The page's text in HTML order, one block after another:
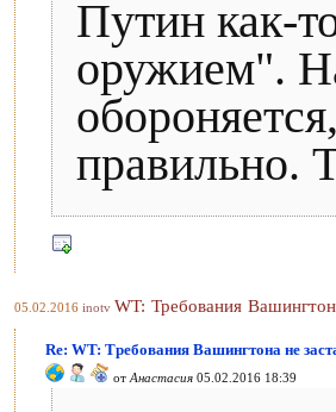
Путин как-
оружием".
правильно.
05.02.2016 inotv WT: Требования
Re: WT: Требования Вашингтона не
от Анастасия 05.02.2016 18:39